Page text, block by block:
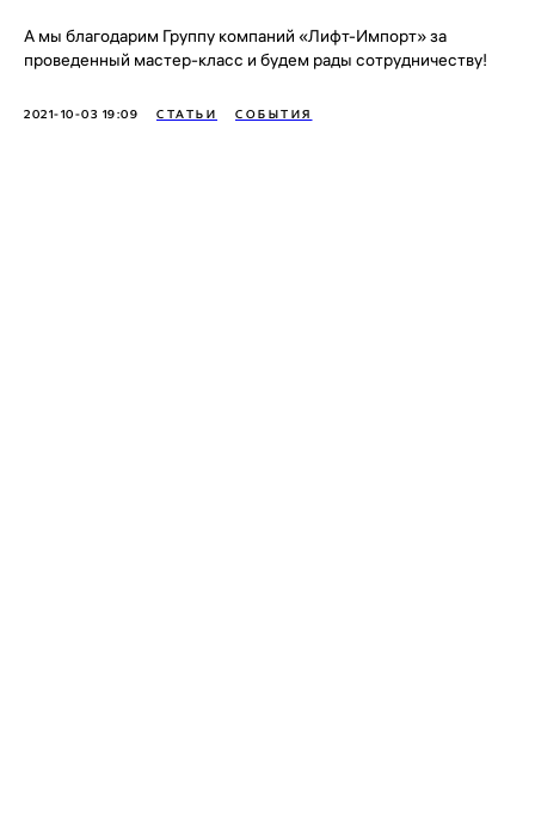
А мы благодарим Группу компаний «Лифт-Импорт» за
проведенный мастер-класс и будем рады сотрудничеству!
2021-10-03 19:09 СТАТЬИ СОБЫТИЯ